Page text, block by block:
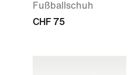
Fußballschuh
CHF 75